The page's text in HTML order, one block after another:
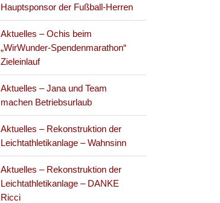
Hauptsponsor der Fußball-Herren
Aktuelles – Ochis beim
„WirWunder-Spendenmarathon“
Zieleinlauf
Aktuelles – Jana und Team
machen Betriebsurlaub
Aktuelles – Rekonstruktion der
Leichtathletikanlage – Wahnsinn
Aktuelles – Rekonstruktion der
Leichtathletikanlage – DANKE
Ricci